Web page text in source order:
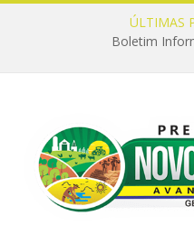
ÚLTIMAS
Boletim